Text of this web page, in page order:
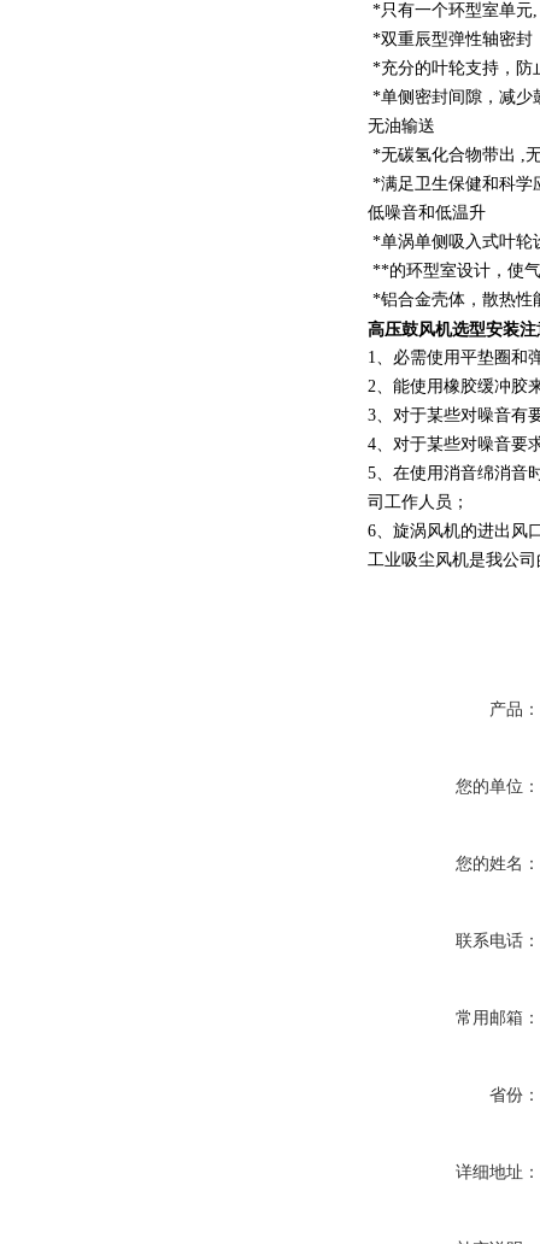
*只有一个环型室单元
*双重辰型弹性轴密封
*充分的叶轮支持，防
*单侧密封间隙，减少
无油输送
*无碳氢化合物带出 ,
*满足卫生保健和科学
低噪音和低温升
*单涡单侧吸入式叶轮
**的环型室设计，使
*铝合金壳体，散热性
高压鼓风机选型安装
1、必需使用平垫圈和
2、能使用橡胶缓冲胶
3、对于某些对噪音有
4、对于某些对噪音要
5、在使用消音绵消音
司工作人员；
6、旋涡风机的进出风
工业吸尘风机是我公
产品：
您的单位：
您的姓名：
联系电话：
常用邮箱：
省份：
详细地址：